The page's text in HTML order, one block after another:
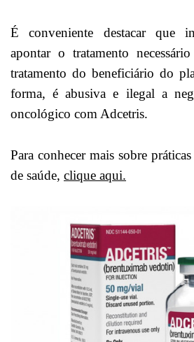
É conveniente destacar que
apontar o tratamento
tratamento do beneficiário do
forma, é abusiva e ilegal a
oncológico com Adcetris.
Para conhecer mais sobre
de saúde, clique aqui.